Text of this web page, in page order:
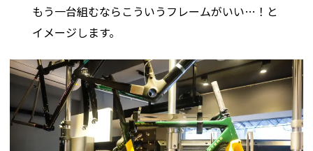
もう一台組むならこういうフレームがいい…！と
イメージします。